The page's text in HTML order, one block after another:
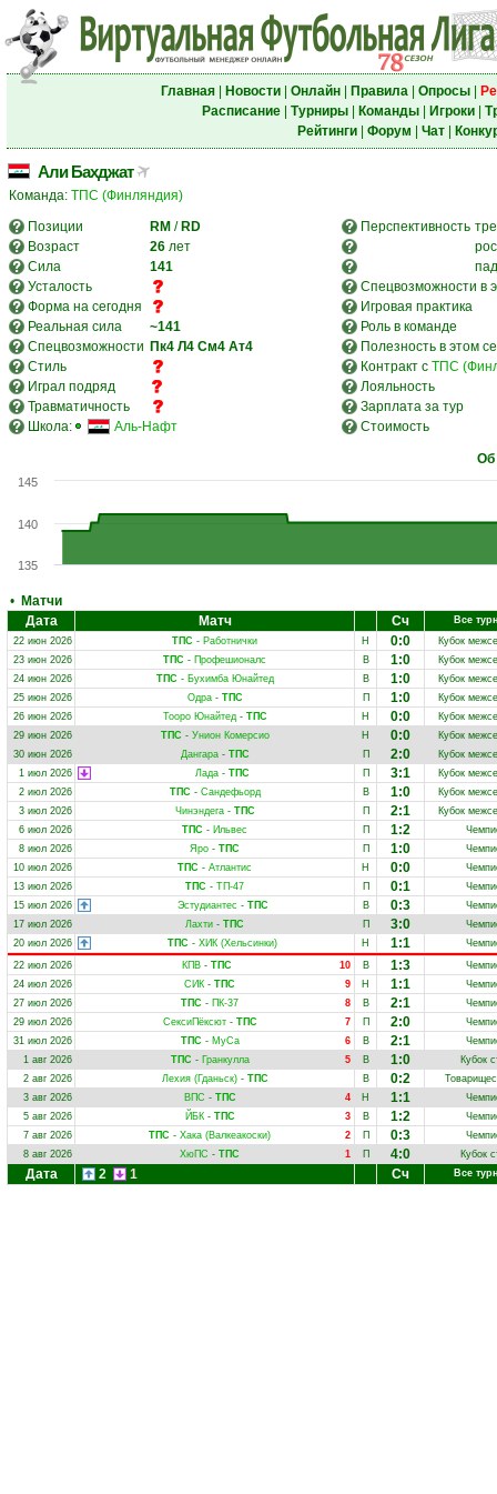
Главная| Новости| Онлайн| Правила| Опросы|
Расписание| Турниры| Команды| Игроки|
Рейтинги| Форум Чат|
Али Бахджат
Команда: ТПС (Финляндия)
Позиции
RM / RD Перспективность
Возраст
26 лет
Сила
141
Усталость
Спецвозможности в
Форма на сегодня
Игровая практика
Реальная сила
~141
Роль в команде
Спецвозможности Пк4 Л4 См4 Ат4
Полезность в этом
Стиль
Контракт с ТПС
Играл подряд
Лояльность
Травматичность
Зарплата за тур
Школа:
Аль-Нафт Стоимость
Об
135
140
145
• Матчи
Дата
Матч Сч
Все
22 июн 2026
ТПС - Работнички Н 0:0
Кубок
23 июн 2026
ТПС - Профешионалс В 1:0
Кубок
24 июн 2026
ТПС - Бухимба Юнайтед В 1:0
Кубок
25 июн 2026
Одра- ТПС П 1:0
Кубок
26 июн 2026
Тооро Юнайтед- ТПС Н 0:0
Кубок
29 июн 2026
ТПС - Унион Комерсио Н 0:0
Кубок
30 июн 2026
Дангара- ТПС П 2:0
Кубок
1 июл 2026
Лада - ТПС П 3:1
Кубок
2 июл 2026
ТПС - Сандефьорд В 1:0
Кубок
3 июл 2026
Чинэндега- ТПС П 2:1
Кубок
6 июл 2026
ТПС - Ильвес П 1:2
8 июл 2026
Яро - ТПС П 1:0
10 июл 2026
ТПС - Атлантис Н 0:0
13 июл 2026
ТПС - ТП-47 П 0:1
15 июл 2026
Эстудиантес - ТПС В 0:3
17 июл 2026
Лахти - ТПС П 3:0
20 июл 2026
ТПС - ХИК (Хельсинки) Н 1:1
22 июл 2026
10
КПВ - ТПС В 1:3
24 июл 2026
9
СИК - ТПС Н 1:1
27 июл 2026
8
ТПС - ПК-37 В 2:1
29 июл 2026
7
СексиПёксют- ТПС П 2:0
31 июл 2026
6
ТПС - МуСа В 2:1
1 авг 2026
5
ТПС - Гранкулла В 1:0
Кубок
2 авг 2026
Лехия (Гданьск)- ТПС В 0:2
3 авг 2026
4
ВПС - ТПС Н 1:1
5 авг 2026
3
ЙБК- ТПС В 1:2
7 авг 2026
2
ТПС - Хака (Валкеакоски) П 0:3
8 авг 2026
1
ХюПС - ТПС П 4:0 Кубок
Дата 2 1 Сч Все